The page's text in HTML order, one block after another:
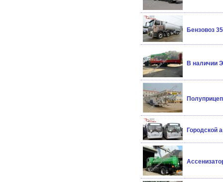
Бензовоз
В наличии
Городской